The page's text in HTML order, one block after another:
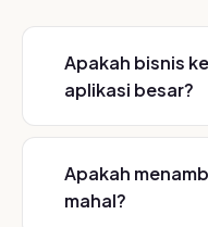
Apakah bisnis
aplikasi besar?
Apakah
mahal?